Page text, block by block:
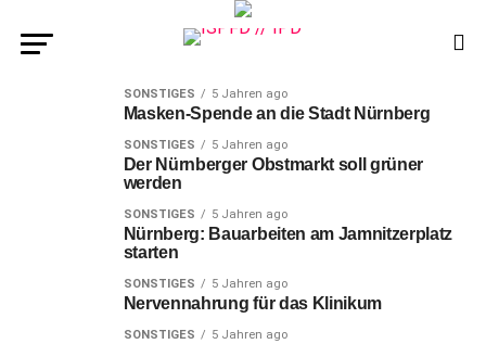
SONSTIGES 5 Jahren ago
Masken-Spende an die Stadt Nürnberg
SONSTIGES 5 Jahren ago
Der Nürnberger Obstmarkt soll grüner
werden
SONSTIGES 5 Jahren ago
Nürnberg: Bauarbeiten am Jamnitzerplatz
starten
SONSTIGES 5 Jahren ago
Nervennahrung für das Klinikum
SONSTIGES 5 Jahren ago